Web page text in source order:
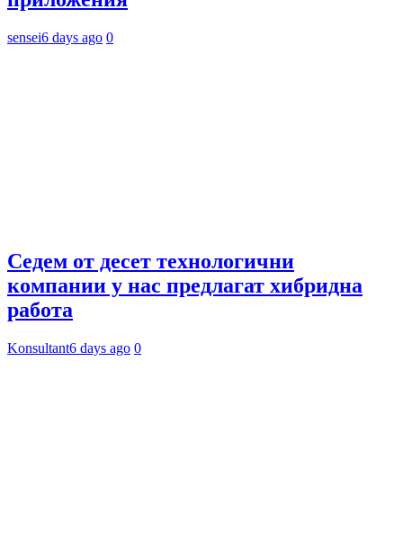
sensei6 days ago 0
Седем от десет технологични
компании у нас предлагат хибридна
работа
Konsultant6 days ago 0